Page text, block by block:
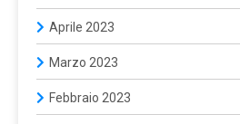
Aprile 2023
Marzo 2023
Febbraio 2023